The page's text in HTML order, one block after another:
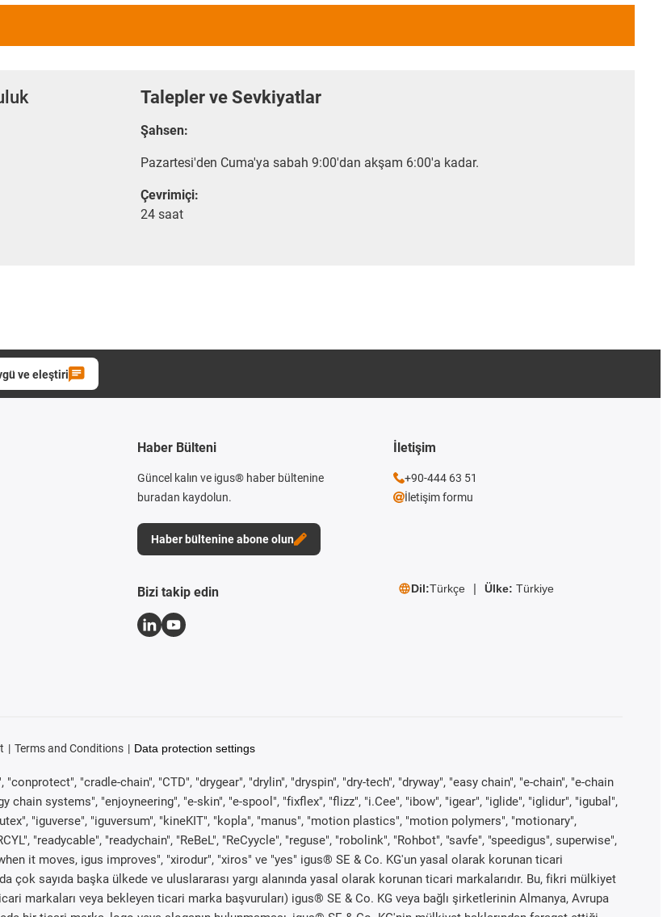
Talepler ve Sevkiyatlar
Şahsen:
Pazartesi'den Cuma'ya sabah 9:00'dan akşam 6:00'a kadar.
Çevrimiçi:
24 saat
ve eleştiri
Haber Bülteni
Güncel kalın ve igus® haber bültenine
buradan kaydolun.
Haber bültenine abone olun
İletişim
+90-444 63 51
İletişim formu
Bizi takip edin Dil:Türkçe Ülke: Türkiye
Terms and Conditions Data protection settings
"cradle-chain", "CTD", "drygear", "drylin", "dryspin", "dry-tech", "dryway", "easy chain", "e-chain", "e-chain
chain systems", "enjoyneering", "e-skin", "e-spool", "fixflex", "flizz", "i.Cee", "ibow", "igear", "iglide", "iglidur", "igubal",
"iguverse", "iguversum", "kineKIT", "kopla", "manus", "motion plastics", "motion polymers", "motionary",
"readycable", "readychain", "ReBeL", "ReCyycle", "reguse", "robolink", "Rohbot", "savfe", "speedigus", superwise",
it moves, igus improves", "xirodur", "xiros" ve "yes" igus® SE & Co. KG'un yasal olarak korunan ticari
çok sayıda başka ülkede ve uluslararası yargı alanında yasal olarak korunan ticari markalarıdır. Bu, fikri mülkiyet
markaları veya bekleyen ticari marka başvuruları) igus® SE & Co. KG veya bağlı şirketlerinin Almanya, Avrupa